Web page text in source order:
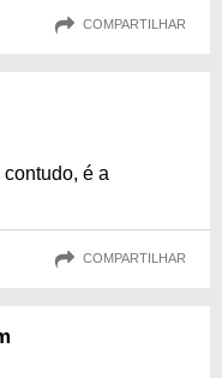
COMPARTILHAR
é a
COMPARTILHAR